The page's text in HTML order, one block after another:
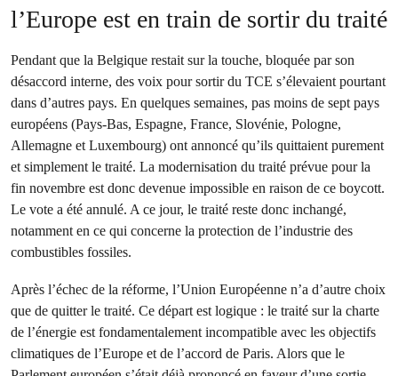
l’Europe est en train de sortir du traité
Pendant que la Belgique restait sur la touche, bloquée par son
désaccord interne, des voix pour sortir du TCE s’élevaient pourtant
dans d’autres pays. En quelques semaines, pas moins de sept pays
européens (Pays-Bas, Espagne, France, Slovénie, Pologne,
Allemagne et Luxembourg) ont annoncé qu’ils quittaient purement
et simplement le traité. La modernisation du traité prévue pour la
fin novembre est donc devenue impossible en raison de ce boycott.
Le vote a été annulé. A ce jour, le traité reste donc inchangé,
notamment en ce qui concerne la protection de l’industrie des
combustibles fossiles.
Après l’échec de la réforme, l’Union Européenne n’a d’autre choix
que de quitter le traité. Ce départ est logique : le traité sur la charte
de l’énergie est fondamentalement incompatible avec les objectifs
climatiques de l’Europe et de l’accord de Paris. Alors que le